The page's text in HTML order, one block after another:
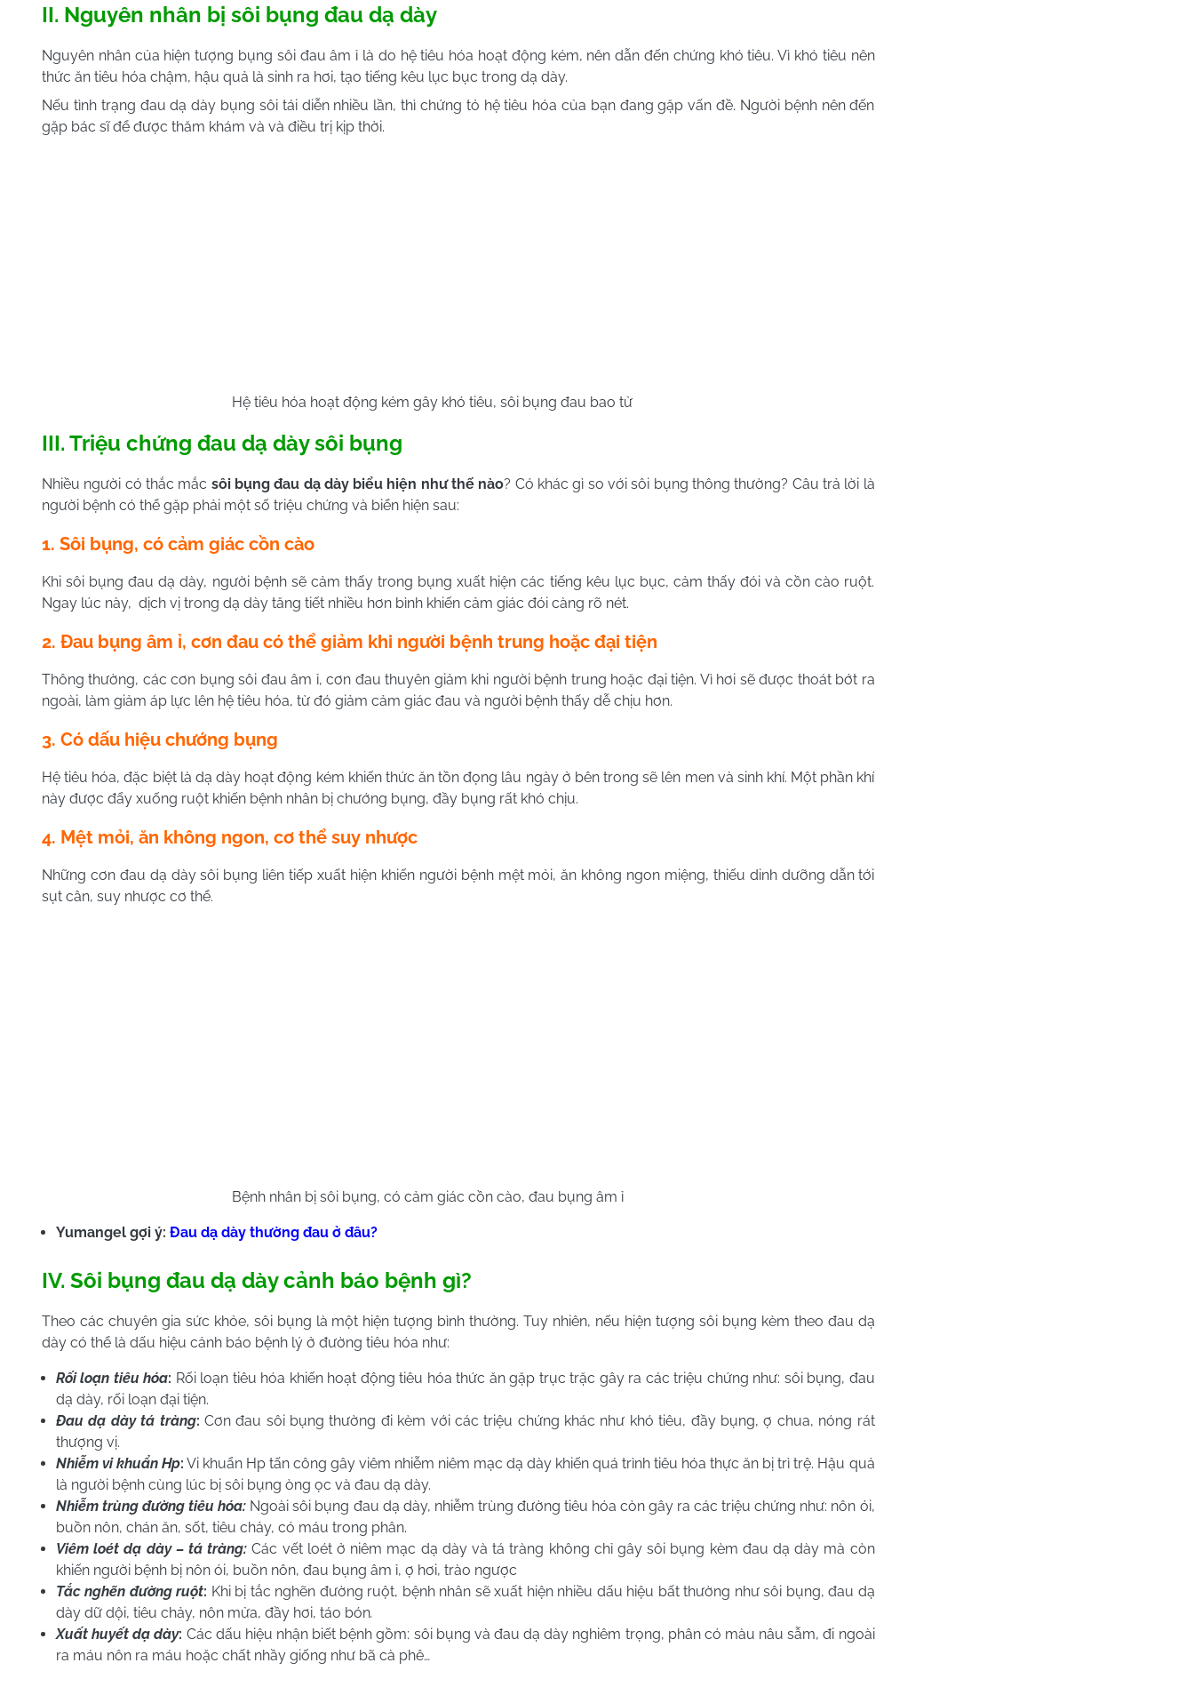
II. Nguyên nhân bị sôi bụng đau dạ dày
Nguyên nhân của hiện tượng bụng sôi đau âm ỉ là do hệ tiêu hóa hoạt động kém, nên dẫn đến chứng khó tiêu. Vì khó tiêu nên
thức ăn tiêu hóa chậm, hậu quả là sinh ra hơi, tạo tiếng kêu lục bục trong dạ dày.
Nếu tình trạng đau dạ dày bụng sôi tái diễn nhiều lần, thì chứng tỏ hệ tiêu hóa của bạn đang gặp vấn đề. Người bệnh nên đến
gặp bác sĩ để được thăm khám và và điều trị kịp thời.
Hệ tiêu hóa hoạt động kém gây khó tiêu, sôi bụng đau bao tử
III. Triệu chứng đau dạ dày sôi bụng
Nhiều người có thắc mắc sôi bụng đau dạ dày biểu hiện như thế nào? Có khác gì so với sôi bụng thông thường? Câu trả lời là
người bệnh có thể gặp phải một số triệu chứng và biển hiện sau:
1. Sôi bụng, có cảm giác cồn cào
Khi sôi bụng đau dạ dày, người bệnh sẽ cảm thấy trong bụng xuất hiện các tiếng kêu lục bục, cảm thấy đói và cồn cào ruột.
Ngay lúc này, dịch vị trong dạ dày tăng tiết nhiều hơn bình khiến cảm giác đói càng rõ nét.
2. Đau bụng âm ỉ, cơn đau có thể giảm khi người bệnh trung hoặc đại tiện
Thông thường, các cơn bụng sôi đau âm ỉ, cơn đau thuyên giảm khi người bệnh trung hoặc đại tiện. Vì hơi sẽ được thoát bớt ra
ngoài, làm giảm áp lực lên hệ tiêu hóa, từ đó giảm cảm giác đau và người bệnh thấy dễ chịu hơn.
3. Có dấu hiệu chướng bụng
Hệ tiêu hóa, đặc biệt là dạ dày hoạt động kém khiến thức ăn tồn đọng lâu ngày ở bên trong sẽ lên men và sinh khí. Một phần khí
này được đẩy xuống ruột khiến bệnh nhân bị chướng bụng, đầy bụng rất khó chịu.
4. Mệt mỏi, ăn không ngon, cơ thể suy nhược
Những cơn đau dạ dày sôi bụng liên tiếp xuất hiện khiến người bệnh mệt mỏi, ăn không ngon miệng, thiếu dinh dưỡng dẫn tới
sụt cân, suy nhược cơ thể.
Bệnh nhân bị sôi bụng, có cảm giác cồn cào, đau bụng âm ỉ
Yumangel gợi ý: Đau dạ dày thường đau ở đâu?
IV. Sôi bụng đau dạ dày cảnh báo bệnh gì?
Theo các chuyên gia sức khỏe, sôi bụng là một hiện tượng bình thường. Tuy nhiên, nếu hiện tượng sôi bụng kèm theo đau dạ
dày có thể là dấu hiệu cảnh báo bệnh lý ở đường tiêu hóa như:
Rối loạn tiêu hóa: Rối loạn tiêu hóa khiến hoạt động tiêu hóa thức ăn gặp trục trặc gây ra các triệu chứng như: sôi bụng, đau
dạ dày, rối loạn đại tiện.
Đau dạ dày tá tràng: Cơn đau sôi bụng thường đi kèm với các triệu chứng khác như khó tiêu, đầy bụng, ợ chua, nóng rát
thượng vị.
Nhiễm vi khuẩn Hp: Vi khuẩn Hp tấn công gây viêm nhiễm niêm mạc dạ dày khiến quá trình tiêu hóa thực ăn bị trì trệ. Hậu quả
là người bệnh cùng lúc bị sôi bụng òng ọc và đau dạ dày.
Nhiễm trùng đường tiêu hóa: Ngoài sôi bụng đau dạ dày, nhiễm trùng đường tiêu hóa còn gây ra các triệu chứng như: nôn ói,
buồn nôn, chán ăn, sốt, tiêu chảy, có máu trong phân.
Viêm loét dạ dày – tá tràng: Các vết loét ở niêm mạc dạ dày và tá tràng không chỉ gây sôi bụng kèm đau dạ dày mà còn
khiến người bệnh bị nôn ói, buồn nôn, đau bụng âm ỉ, ợ hơi, trào ngược
Tắc nghẽn đường ruột: Khi bị tắc nghẽn đường ruột, bệnh nhân sẽ xuất hiện nhiều dấu hiệu bất thường như sôi bụng, đau dạ
dày dữ dội, tiêu chảy, nôn mửa, đầy hơi, táo bón.
Xuất huyết dạ dày: Các dấu hiệu nhận biết bệnh gồm: sôi bụng và đau dạ dày nghiêm trọng, phân có màu nâu sẫm, đi ngoài
ra máu nôn ra máu hoặc chất nhầy giống như bã cà phê…